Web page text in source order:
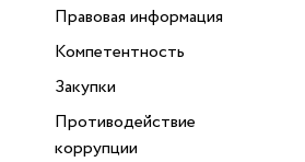
Правовая информация
Компетентность
Закупки
Противодействие
коррупции